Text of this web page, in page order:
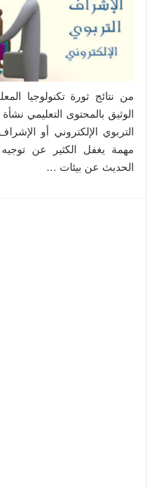
من نتائج ثورة تكنولوجيا
الوثيق بالمحتوى التعليمي
التربوي الإلكتروني أو
مهمة يغفل الكثير عن
الحديث عن بيئات …